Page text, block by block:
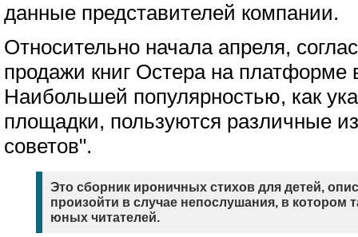
данные представителей компании.
Относительно начала апреля,
продажи книг Остера на платформе
Наибольшей популярностью, как
площадки, пользуются различные
советов".
Это сборник ироничных стихов для детей,
произойти в случае непослушания, в котором
юных читателей.